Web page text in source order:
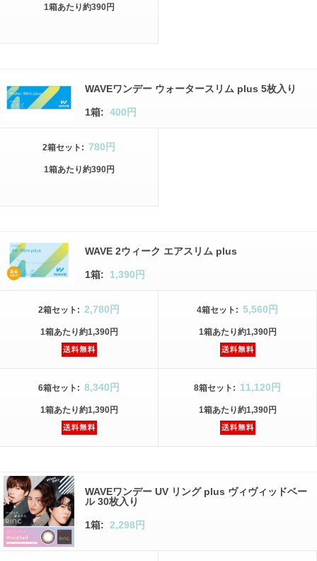
1箱あたり約390円
WAVEワンデー ウォータースリム plus 5枚入り
1箱: 400円
2箱セット : 780円
1箱あたり約390円
WAVE 2ウィーク エアスリム plus
1箱: 1,390円
2箱セット : 2,780円
1箱あたり約1,390円
4箱セット : 5,560円
1箱あたり約1,390円
6箱セット : 8,340円
1箱あたり約1,390円
8箱セット : 11,120円
1箱あたり約1,390円
WAVEワンデー UV リング plus ヴィヴィッドベー
ル 30枚入り
1箱: 2,298円